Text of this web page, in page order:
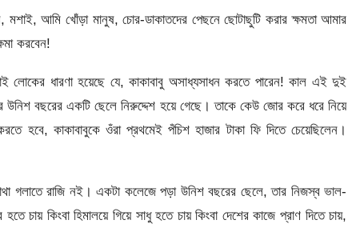
আমি খোঁড়া মানুষ, চোর-ডাকাতদের পেছনে ছোটাছুটি করার ক্ষমতা আমার
করবেন!
ধারণা হয়েছে যে, কাকাবাবু অসাধ্যসাধন করতে পারেন! কাল এই দুই
বছরের একটি ছেলে নিরুদ্দেশ হয়ে গেছে। তাকে কেউ জোর করে ধরে নিয়ে
হবে, কাকাবাবুকে ওঁরা প্রথমেই পঁচিশ হাজার টাকা ফি দিতে চেয়েছিলেন।
গলাতে রাজি নই। একটা কলেজে পড়া উনিশ বছরের ছেলে, তার নিজস্ব ভাল-
চায় কিংবা হিমালয়ে গিয়ে সাধু হতে চায় কিংবা দেশের কাজে প্রাণ দিতে চায়,